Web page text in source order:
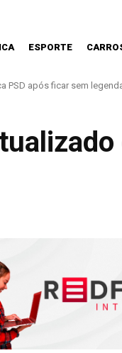
ESPORTE
com a nova Lei do Frete